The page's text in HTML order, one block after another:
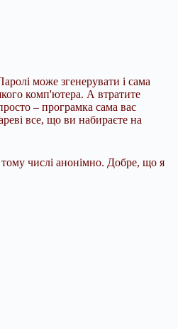
може згенерувати і сама
комп'ютера. А втратите
– програмка сама вас
все, що ви набираєте на
числі анонімно. Добре, що я